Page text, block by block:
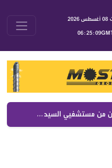
ركان ناصر الدين من مستشفيي السيدة والصليب رفع التغطيات الصحية والمزيد في موازنة 2027